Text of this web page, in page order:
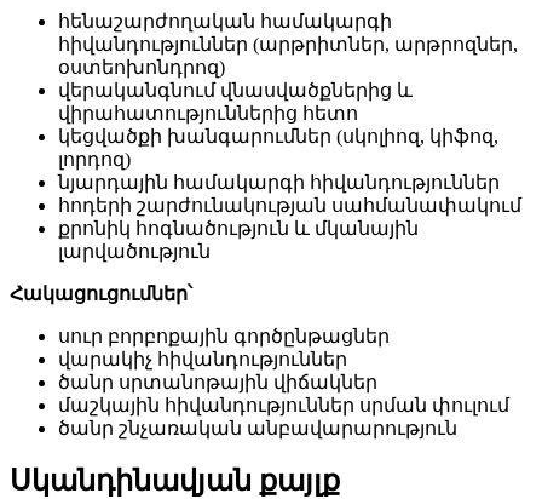
հենաշարժողական համակարգի
հիվանդություններ (արթրիտներ, արթրոզներ,
օստեոխոնդրոզ)
վերականգնում վնասվածքներից և
վիրահատություններից հետո
կեցվածքի խանգարումներ (սկոլիոզ, կիֆոզ,
լորդոզ)
նյարդային համակարգի հիվանդություններ
հոդերի շարժունակության սահմանափակում
քրոնիկ հոգնածություն և մկանային
լարվածություն
Հակացուցումներ՝
սուր բորբոքային գործընթացներ
վարակիչ հիվանդություններ
ծանր սրտանոթային վիճակներ
մաշկային հիվանդություններ սրման փուլում
ծանր շնչառական անբավարարություն
Սկանդինավյան քայլք